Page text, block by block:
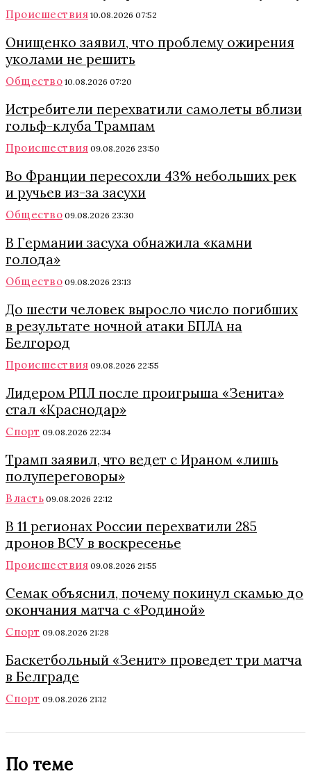
Происшествия 10.08.2026 07:52
Онищенко заявил, что проблему ожирения
уколами не решить
Общество 10.08.2026 07:20
Истребители перехватили самолеты вблизи
гольф-клуба Трампам
Происшествия 09.08.2026 23:50
Во Франции пересохли 43% небольших рек
и ручьев из-за засухи
Общество 09.08.2026 23:30
В Германии засуха обнажила «камни
голода»
Общество 09.08.2026 23:13
До шести человек выросло число погибших
в результате ночной атаки БПЛА на
Белгород
Происшествия 09.08.2026 22:55
Лидером РПЛ после проигрыша «Зенита»
стал «Краснодар»
Спорт 09.08.2026 22:34
Трамп заявил, что ведет с Ираном «лишь
полупереговоры»
Власть 09.08.2026 22:12
В 11 регионах России перехватили 285
дронов ВСУ в воскресенье
Происшествия 09.08.2026 21:55
Семак объяснил, почему покинул скамью до
окончания матча с «Родиной»
Спорт 09.08.2026 21:28
Баскетбольный «Зенит» проведет три матча
в Белграде
Спорт 09.08.2026 21:12
По теме